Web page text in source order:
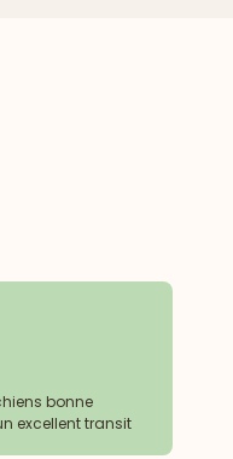
bonne
excellent transit